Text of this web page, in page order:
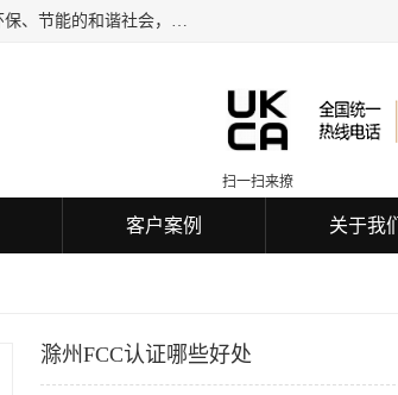
深圳万检通科技有限公司专业从事iso9001质量认证、质量检测认证、CE认证。WJT建设健康、安全、环保、节能的和谐社会，力图在检验、鉴定、测试及认证领域成为受人信赖的机构。
扫一扫来撩
客户案例 关于我们
滁州FCC认证哪些好处